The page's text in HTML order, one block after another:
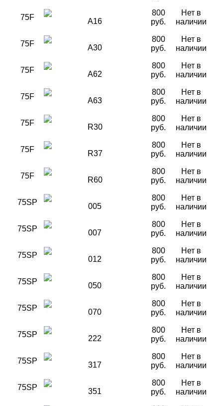
75F A16
800
руб.
Нет в
наличии
75F A30
800
руб.
Нет в
наличии
75F A62
800
руб.
Нет в
наличии
75F A63
800
руб.
Нет в
наличии
75F R30
800
руб.
Нет в
наличии
75F R37
800
руб.
Нет в
наличии
75F R60
800
руб.
Нет в
наличии
75SP 005
800
руб.
Нет в
наличии
75SP 007
800
руб.
Нет в
наличии
75SP 012
800
руб.
Нет в
наличии
75SP 050
800
руб.
Нет в
наличии
75SP 070
800
руб.
Нет в
наличии
75SP 222
800
руб.
Нет в
наличии
75SP 317
800
руб.
Нет в
наличии
75SP 351
800
руб.
Нет в
наличии